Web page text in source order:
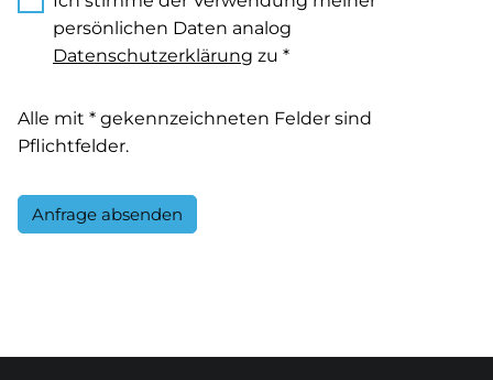
persönlichen Daten analog
Datenschutzerklärung zu *
Alle mit * gekennzeichneten Felder sind
Pflichtfelder.
Anfrage absenden